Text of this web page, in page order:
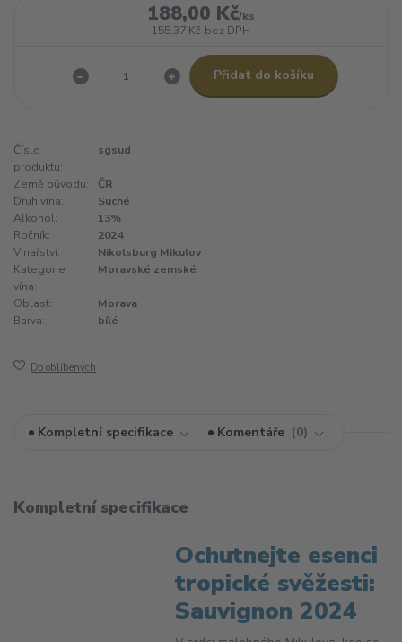
188,00 Kč/ks
155,37 Kč bez DPH
Přidat do košíku
Číslo
produktu:
sgsud
Země původu:
ČR
Druh vína:
Suché
Alkohol:
13%
Ročník:
2024
Vinařství:
Nikolsburg Mikulov
Kategorie
vína:
Moravské zemské
Oblast:
Morava
Barva:
bílé
Do oblíbených
Kompletní specifikace Komentáře 0
Kompletní specifikace
Ochutnejte esenci
tropické svěžesti:
Sauvignon 2024